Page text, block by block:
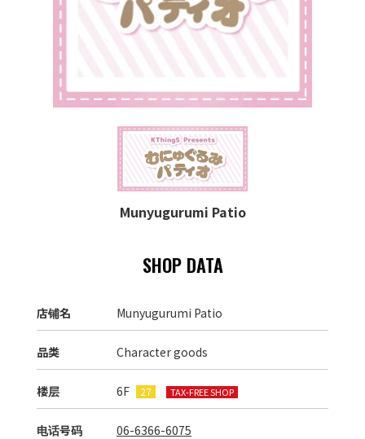
Munyugurumi Patio
SHOP DATA
店铺名 Munyugurumi Patio
品类 Character goods
楼层 6F 27 TAX-FREE SHOP
电话号码 06-6366-6075